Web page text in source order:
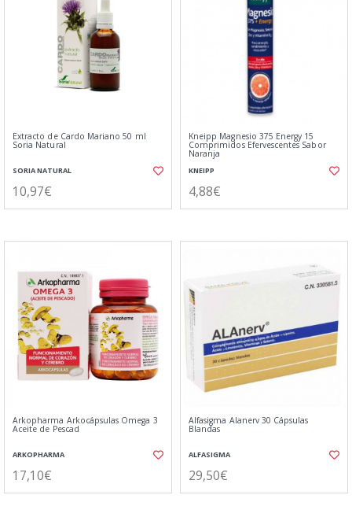
Extracto de Cardo Mariano 50 ml
Soria Natural
SORIA NATURAL
10,97€
Kneipp Magnesio 375 Energy 15
Comprimidos Efervescentes Sabor
Naranja
KNEIPP
4,88€
Arkopharma Arkocápsulas Omega 3
Aceite de Pescad
ARKOPHARMA
17,10€
Alfasigma Alanerv 30 Cápsulas
Blandas
ALFASIGMA
29,50€